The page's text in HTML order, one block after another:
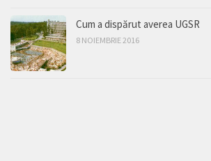
Cum a dispărut averea UGSR
8 NOIEMBRIE 2016